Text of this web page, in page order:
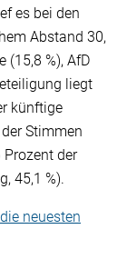
es bei den
Abstand 30,
(15,8 %), AfD
liegt
künftige
Stimmen
Prozent der
45,1 %).
neuesten